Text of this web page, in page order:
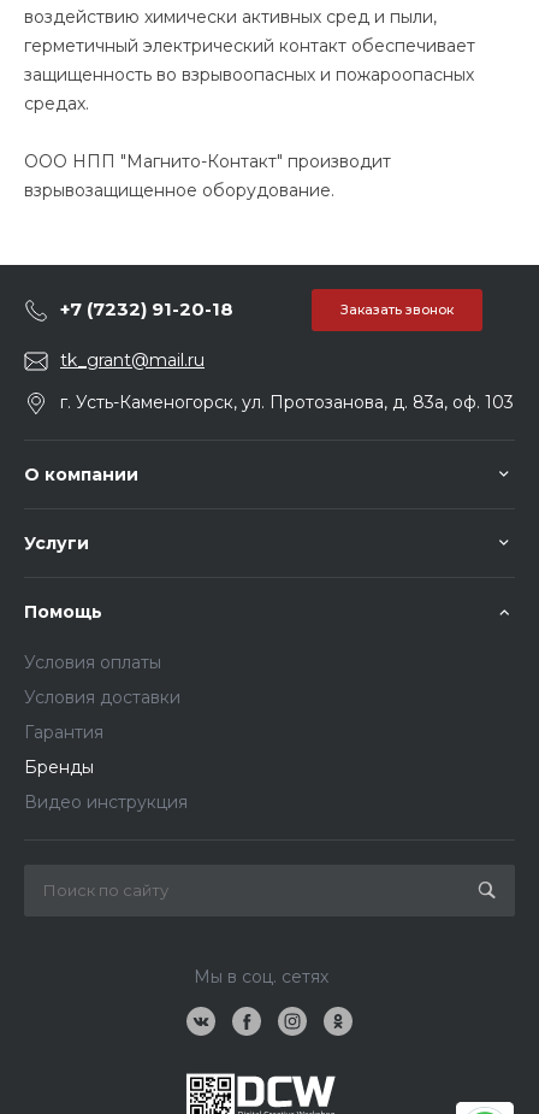
воздействию химически активных сред и пыли,
герметичный электрический контакт обеспечивает
защищенность во взрывоопасных и пожароопасных
средах.
ООО НПП "Магнито-Контакт" производит
взрывозащищенное оборудование.
+7 (7232) 91-20-18 Заказать звонок
tk_grant@mail.ru
г. Усть-Каменогорск, ул. Протозанова, д. 83а, оф. 103
О компании
Услуги
Помощь
Условия оплаты
Условия доставки
Гарантия
Бренды
Видео инструкция
Мы в соц. сетях